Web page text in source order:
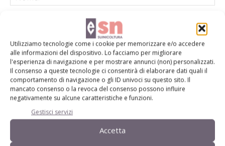
Utilizziamo tecnologie come i cookie per memorizzare e/o accedere
alle informazioni del dispositivo. Lo facciamo per migliorare
l'esperienza di navigazione e per mostrare annunci (non) personalizzati.
Il consenso a queste tecnologie ci consentirà di elaborare dati quali il
comportamento di navigazione o gli ID univoci su questo sito. Il
mancato consenso o la revoca del consenso possono influire
negativamente su alcune caratteristiche e funzioni.
Gestisci servizi
Accetta
Salva il mio nome, email e sito web in questo browser per la
prossima volta che commento.